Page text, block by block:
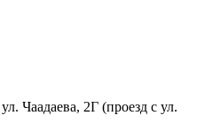
Чаадаева, 2Г (проезд с ул.